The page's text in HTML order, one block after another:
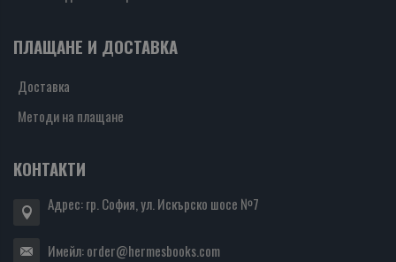
ПЛАЩАНЕ И ДОСТАВКА
Доставка
Методи на плащане
КОНТАКТИ
Адрес: гр. София, ул. Искърско шосе №7
Имейл:order@hermesbooks.com